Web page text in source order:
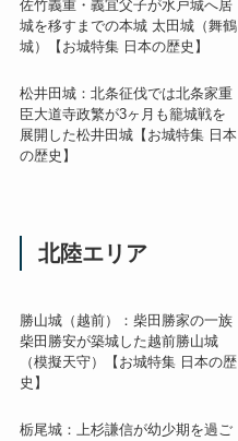
佐竹義重・義宜父子が水戸城へ居
城を移すまでの本城 太田城（舞鶴
城）【お城特集 日本の歴史】
松井田城：北条征伐では北条家重
臣大道寺政繁が3ヶ月も籠城戦を
展開した松井田城【お城特集 日本
の歴史】
北陸エリア
勝山城（越前）：柴田勝家の一族
柴田勝安が築城した越前勝山城
（模擬天守）【お城特集 日本の歴
史】
栃尾城：上杉謙信が幼少期を過ご